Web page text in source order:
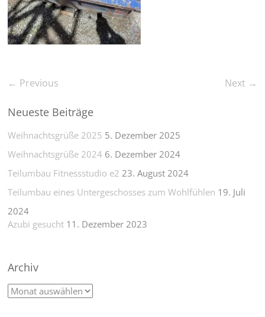
← Previous Next →
Neueste Beiträge
Weihnachtsgrüße 2025 5. Dezember 2025
Weihnachtsgrüße 2024 6. Dezember 2024
Teilumbau Fitnessstudio e2 23. August 2024
Teilumbau eines Untergeschosses zum Wohlfühlen 19. Juli
2024
Azubi gesucht 11. Dezember 2023
Archiv